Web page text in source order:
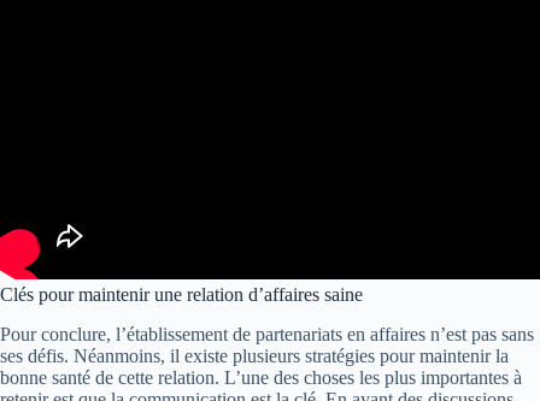
Clés pour maintenir une relation d’affaires saine
Pour conclure, l’établissement de partenariats en affaires n’est pas sans
ses défis. Néanmoins, il existe plusieurs stratégies pour maintenir la
bonne santé de cette relation. L’une des choses les plus importantes à